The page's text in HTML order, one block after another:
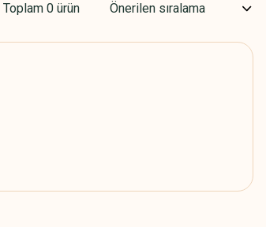
Toplam 0 ürün